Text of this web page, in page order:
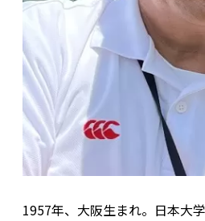
1957年、大阪生まれ。日本大